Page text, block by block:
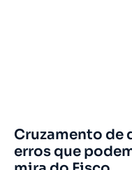
Cruzamento de
erros que